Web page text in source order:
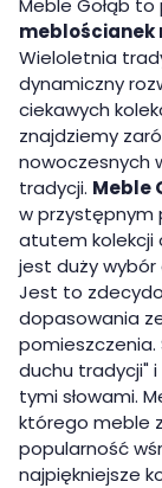
Meble Gołąb
meblościanek
Wieloletnia
dynamiczny
ciekawych
znajdziemy
nowoczesnych
tradycji. Meble
w przystępnym
atutem kolekcji
jest duży
Jest to
dopasowania
pomieszczenia.
duchu tradycji"
tymi słowami.
którego meble
popularność
najpiękniejsze